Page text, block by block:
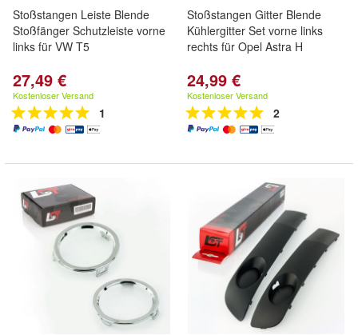
Stoßstangen Leiste Blende
Stoßfänger Schutzleiste vorne
links für VW T5
27,49 €
Kostenloser Versand
1
Stoßstangen Gitter Blende
Kühlergitter Set vorne links
rechts für Opel Astra H
24,99 €
Kostenloser Versand
2